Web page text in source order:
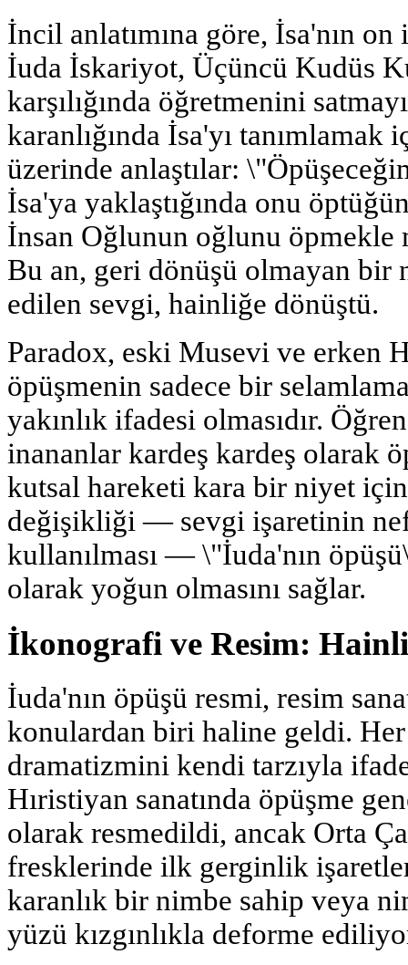
İncil anlatımına göre, İsa'nın
İuda İskariyot, Üçüncü Kudüs
karşılığında öğretmenini
karanlığında İsa'yı tanımlamak
üzerinde anlaştılar:
İsa'ya yaklaştığında onu
İnsan Oğlunun oğlunu
Bu an, geri dönüşü olmayan bir
edilen sevgi, hainliğe dönüştü.
Paradox, eski Musevi ve erken
öpüşmenin sadece bir
yakınlık ifadesi olmasıdır.
inananlar kardeş kardeş olarak
kutsal hareketi kara bir niyet
değişikliği — sevgi işaretinin
kullanılması — \"İuda'nın
olarak yoğun olmasını sağlar.
İkonografi ve Resim:
İuda'nın öpüşü resmi, resim
konulardan biri haline geldi. Her
dramatizmini kendi tarzıyla
Hıristiyan sanatında öpüşme
olarak resmedildi, ancak Orta
fresklerinde ilk gerginlik
karanlık bir nimbe sahip veya
yüzü kızgınlıkla deforme